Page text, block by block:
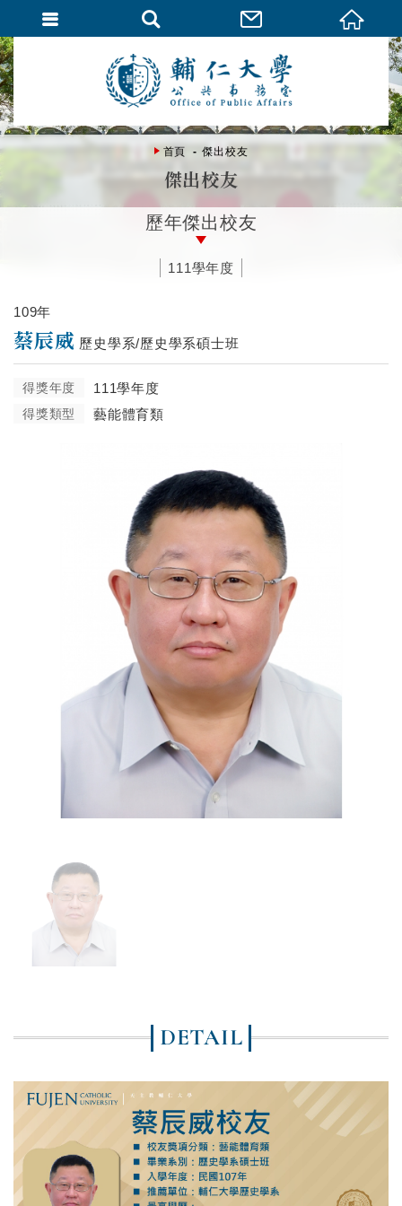
首頁 傑出校友
傑出校友
歷年傑出校友
111學年度
109年
蔡辰威 歷史學系/歷史學系碩士班
得獎年度 111學年度
得獎類型 藝能體育類
DETAIL